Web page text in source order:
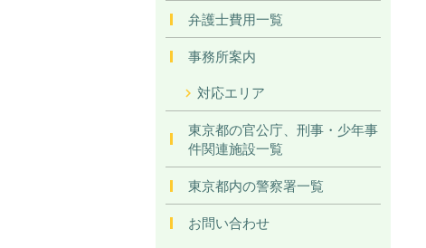
弁護士費用一覧
事務所案内
対応エリア
東京都の官公庁、刑事・少年事
件関連施設一覧
東京都内の警察署一覧
お問い合わせ